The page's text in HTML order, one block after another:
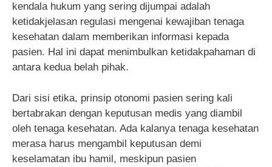
kendala hukum yang sering dijumpai adalah
ketidakjelasan regulasi mengenai kewajiban tenaga
kesehatan dalam memberikan informasi kepada
pasien. Hal ini dapat menimbulkan ketidakpahaman di
antara kedua belah pihak.
Dari sisi etika, prinsip otonomi pasien sering kali
bertabrakan dengan keputusan medis yang diambil
oleh tenaga kesehatan. Ada kalanya tenaga kesehatan
merasa harus mengambil keputusan demi
keselamatan ibu hamil, meskipun pasien